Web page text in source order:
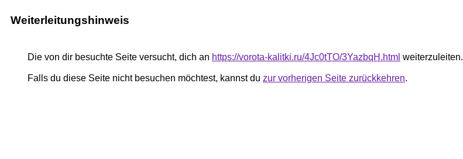
Weiterleitungshinweis
Die von dir besuchte Seite versucht, dich an https://vorota-kalitki.ru/4Jc0tTO/3YazbqH.html weiterzuleiten.
Falls du diese Seite nicht besuchen möchtest, kannst du zur vorherigen Seite zurückkehren.